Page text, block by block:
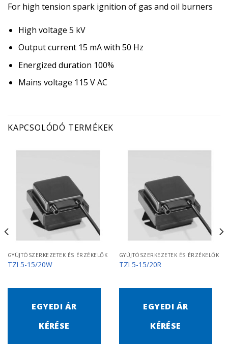
For high tension spark ignition of gas and oil burners
High voltage 5 kV
Output current 15 mA with 50 Hz
Energized duration 100%
Mains voltage 115 V AC
KAPCSOLÓDÓ TERMÉKEK
GYÚJTÓSZERKEZETEK ÉS ÉRZÉKELŐK
TZI 5-15/20W
EGYEDI ÁR
KÉRÉSE
GYÚJTÓSZERKEZETEK ÉS ÉRZÉKELŐK
TZI 5-15/20R
EGYEDI ÁR
KÉRÉSE